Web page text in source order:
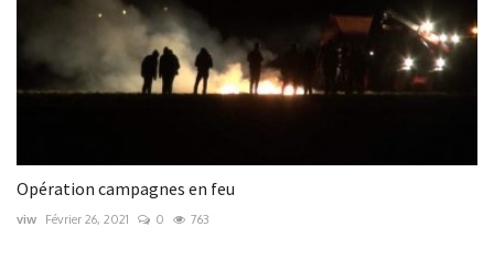
Opération campagnes en feu
viw Février 26, 2021 0 763